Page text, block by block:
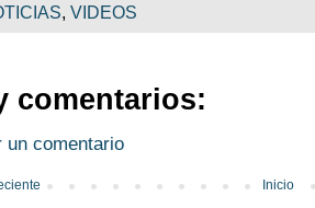
, VIDEOS
comentarios:
un comentario
Inicio